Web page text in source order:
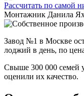
Рассчитать по самой
Монтажник Данила
Завод №1 в Москве
лоджий в день, по
Свыше 300 000 семей
оценили их качество.